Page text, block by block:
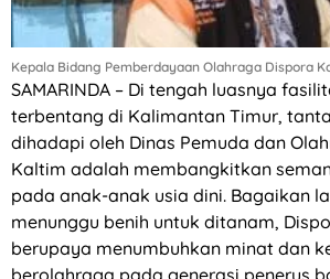
Kepala Bidang Pemberdayaan Olahraga Dispora
SAMARINDA – Di tengah luasnya
terbentang di Kalimantan Timur,
dihadapi oleh Dinas Pemuda dan
Kaltim adalah membangkitkan
pada anak-anak usia dini. Bagaikan
menunggu benih untuk ditanam,
berupaya menumbuhkan minat dan